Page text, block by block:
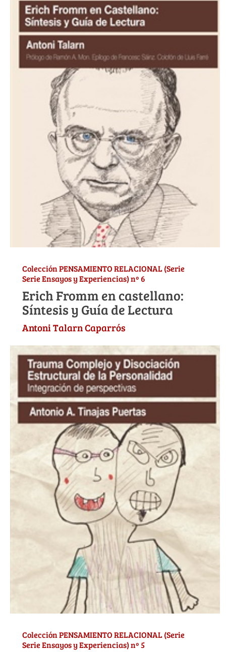
Colección PENSAMIENTO RELACIONAL (Serie
Serie Ensayos y Experiencias) nº 6
Erich Fromm en castellano:
Síntesis y Guía de Lectura
Antoni Talarn Caparrós
Colección PENSAMIENTO RELACIONAL (Serie
Serie Ensayos y Experiencias) nº 5